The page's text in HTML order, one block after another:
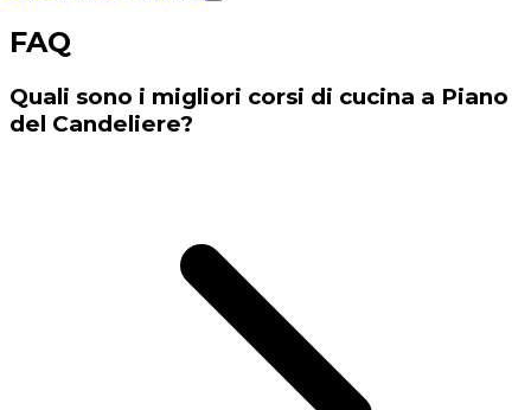
FAQ
Quali sono i migliori corsi di cucina a Piano
del Candeliere?